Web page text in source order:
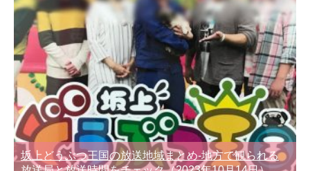
坂上どうぶつ王国の放送地域まとめ-地方で観られる